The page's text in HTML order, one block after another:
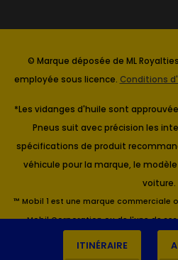
ITINÉRAIRE
© Marque déposée de ML
employée sous licence. Conditions
*Les vidanges d'huile sont
Pneus suit avec précision les
spécifications de produit
véhicule pour la marque, le
voiture.
™ Mobil 1 est une marque commerciale
Mobil Corporation ou de l'une de